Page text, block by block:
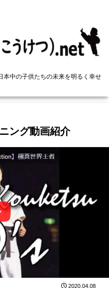
本中の子供たちの未来を明るく幸せ
ング動画紹介
2020.04.08